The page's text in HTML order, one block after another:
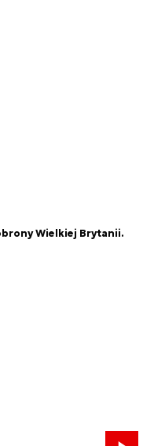
Wielkiej Brytanii.